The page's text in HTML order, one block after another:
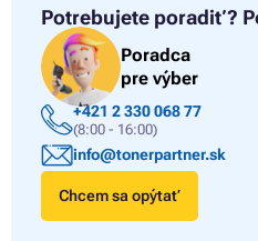
Potrebujete poradiť?
Poradca
pre výber
+421 2 330 068 77
(8:00 - 16:00)
info@tonerpartner.sk
Chcem sa opýtať